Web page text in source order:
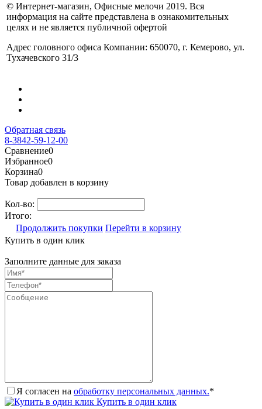
© Интернет-магазин, Офисные мелочи 2019. Вся
информация на сайте представлена в ознакомительных
целях и не является публичной офертой
Адрес головного офиса Компании: 650070, г. Кемерово, ул.
Тухачевского 31/3
Обратная связь
8-3842-59-12-00
Сравнение0
Избранное0
Корзина0
Товар добавлен в корзину
Кол-во:
Итого:
Продолжить покупки Перейти в корзину
Купить в один клик
Заполните данные для заказа
Я согласен на обработку персональных данных.*
Купить в один клик